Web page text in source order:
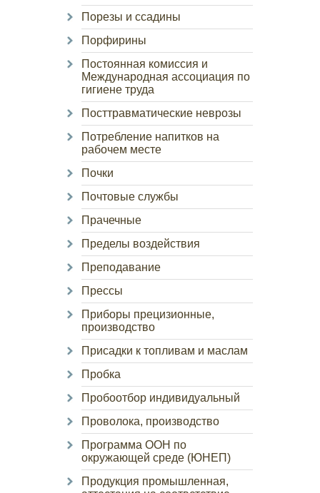
Порезы и ссадины
Порфирины
Постоянная комиссия и
Международная ассоциация по
гигиене труда
Посттравматические неврозы
Потребление напитков на
рабочем месте
Почки
Почтовые службы
Прачечные
Пределы воздействия
Преподавание
Прессы
Приборы прецизионные,
производство
Присадки к топливам и маслам
Пробка
Пробоотбор индивидуальный
Проволока, производство
Программа ООН по
окружающей среде (ЮНЕП)
Продукция промышленная,